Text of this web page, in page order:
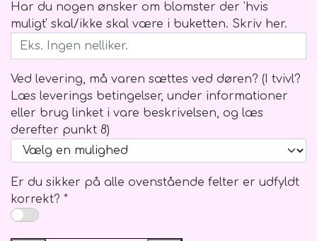
Har du nogen ønsker om blomster der 'hvis
muligt' skal/ikke skal være i buketten. Skriv her.
Ved levering, må varen sættes ved døren? (I tvivl?
Læs leverings betingelser, under informationer
eller brug linket i vare beskrivelsen, og læs
derefter punkt 8)
Er du sikker på alle ovenstående felter er udfyldt
korrekt? *